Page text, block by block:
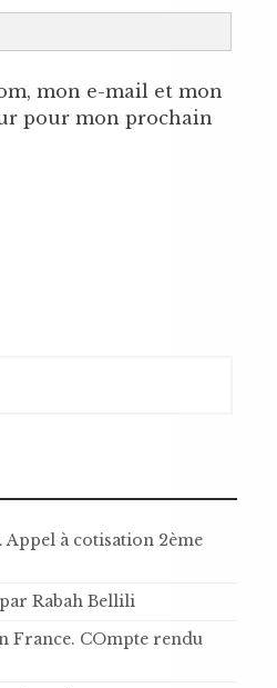
mon e-mail et mon
pour mon prochain
Appel à cotisation 2ème
Rabah Bellili
France. COmpte rendu